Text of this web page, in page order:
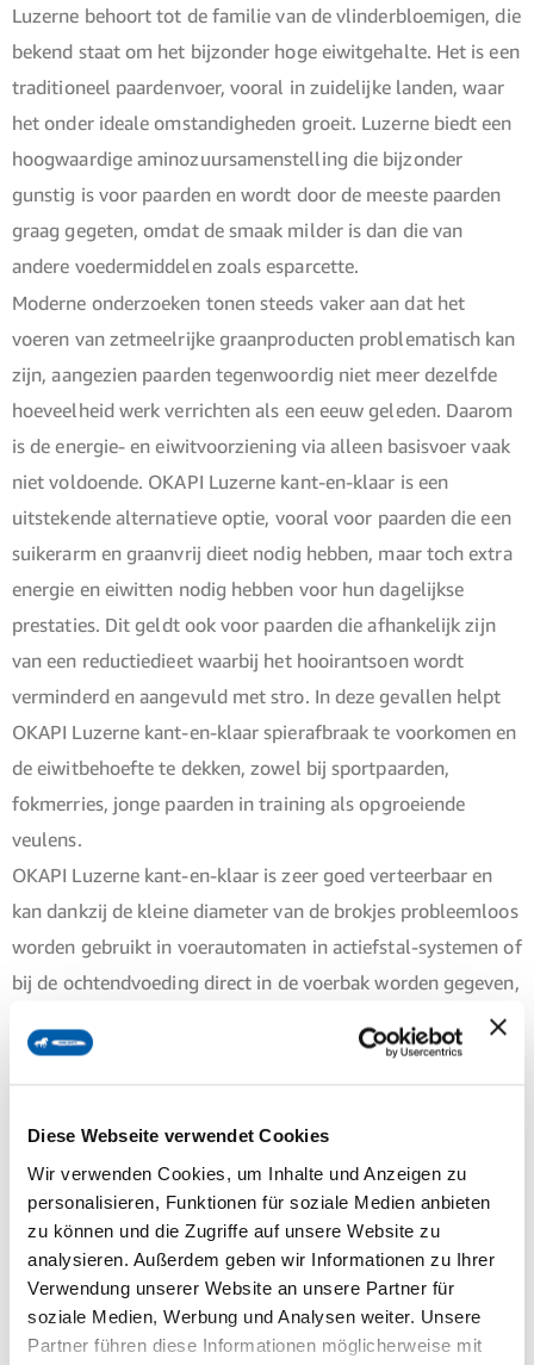
Diese Webseite verwendet Cookies
Wir verwenden Cookies, um Inhalte und Anzeigen zu
personalisieren, Funktionen für soziale Medien anbieten
zu können und die Zugriffe auf unsere Website zu
analysieren. Außerdem geben wir Informationen zu Ihrer
Verwendung unserer Website an unsere Partner für
soziale Medien, Werbung und Analysen weiter. Unsere
Partner führen diese Informationen möglicherweise mit
Luzerne behoort tot de familie van de vlinderbloemigen, die
bekend staat om het bijzonder hoge eiwitgehalte. Het is een
traditioneel paardenvoer, vooral in zuidelijke landen, waar
het onder ideale omstandigheden groeit. Luzerne biedt een
hoogwaardige aminozuursamenstelling die bijzonder
gunstig is voor paarden en wordt door de meeste paarden
graag gegeten, omdat de smaak milder is dan die van
andere voedermiddelen zoals esparcette.
Moderne onderzoeken tonen steeds vaker aan dat het
voeren van zetmeelrijke graanproducten problematisch kan
zijn, aangezien paarden tegenwoordig niet meer dezelfde
hoeveelheid werk verrichten als een eeuw geleden. Daarom
is de energie- en eiwitvoorziening via alleen basisvoer vaak
niet voldoende. OKAPI Luzerne kant-en-klaar is een
uitstekende alternatieve optie, vooral voor paarden die een
suikerarm en graanvrij dieet nodig hebben, maar toch extra
energie en eiwitten nodig hebben voor hun dagelijkse
prestaties. Dit geldt ook voor paarden die afhankelijk zijn
van een reductiedieet waarbij het hooirantsoen wordt
verminderd en aangevuld met stro. In deze gevallen helpt
OKAPI Luzerne kant-en-klaar spierafbraak te voorkomen en
de eiwitbehoefte te dekken, zowel bij sportpaarden,
fokmerries, jonge paarden in training als opgroeiende
veulens.
OKAPI Luzerne kant-en-klaar is zeer goed verteerbaar en
kan dankzij de kleine diameter van de brokjes probleemloos
worden gebruikt in voerautomaten in actiefstal-systemen of
bij de ochtendvoeding direct in de voerbak worden gegeven,
Het hoge calciumgehalte in luzerne is geen probleem,
oxalaten en daarom fysiologisch niet beschikbaar is.
Bovendien is het gehalte aan acetylsalicylzuur in luzerne zo
laag dat het geen negatieve effecten heeft op eventuele
maagproblemen. Hierdoor is OKAPI Luzerne kant-en-klaar
ook geschikt voor paarden met een gevoelige maag en,
dankzij de aangename smaak, vooral geschikt voor
kieskeurige eters.